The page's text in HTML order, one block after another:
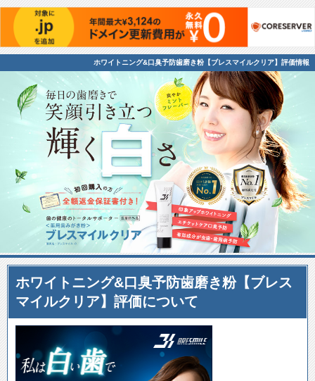
ホワイトニング&口臭予防歯磨き粉【ブレスマイルクリア】評価情報
ホワイトニング&口臭予防歯磨き粉【ブレス
マイルクリア】評価について